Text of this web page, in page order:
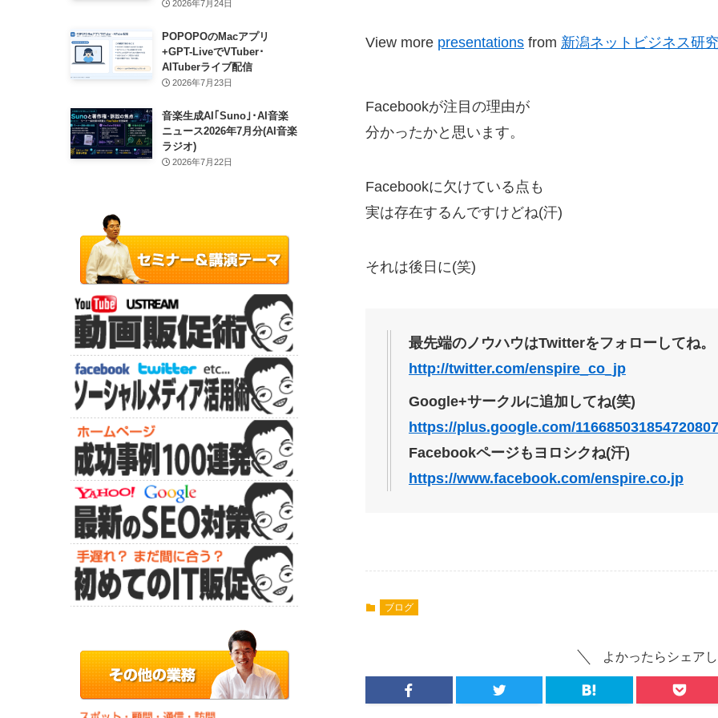
View more presentations from 新潟ネットビジネス研
Facebookが注目の理由が
分かったかと思います。
Facebookに欠けている点も
実は存在するんですけどね(汗)
それは後日に(笑)
最先端のノウハウはTwitterをフォローしてね。
http://twitter.com/enspire_co_jp
Google+サークルに追加してね(笑)
https://plus.google.com/
Facebookページもヨロシクね(汗)
https://www.facebook.com/enspire.co.jp
ブログ
よかったらシェア
2026年7月24日
POPOPOのMacアプリ
+GPT-LiveでVTuber･
AITuberライブ配信
2026年7月23日
音楽生成AI｢Suno｣･AI音楽
ニュース2026年7月分(AI音楽
ラジオ)
2026年7月22日